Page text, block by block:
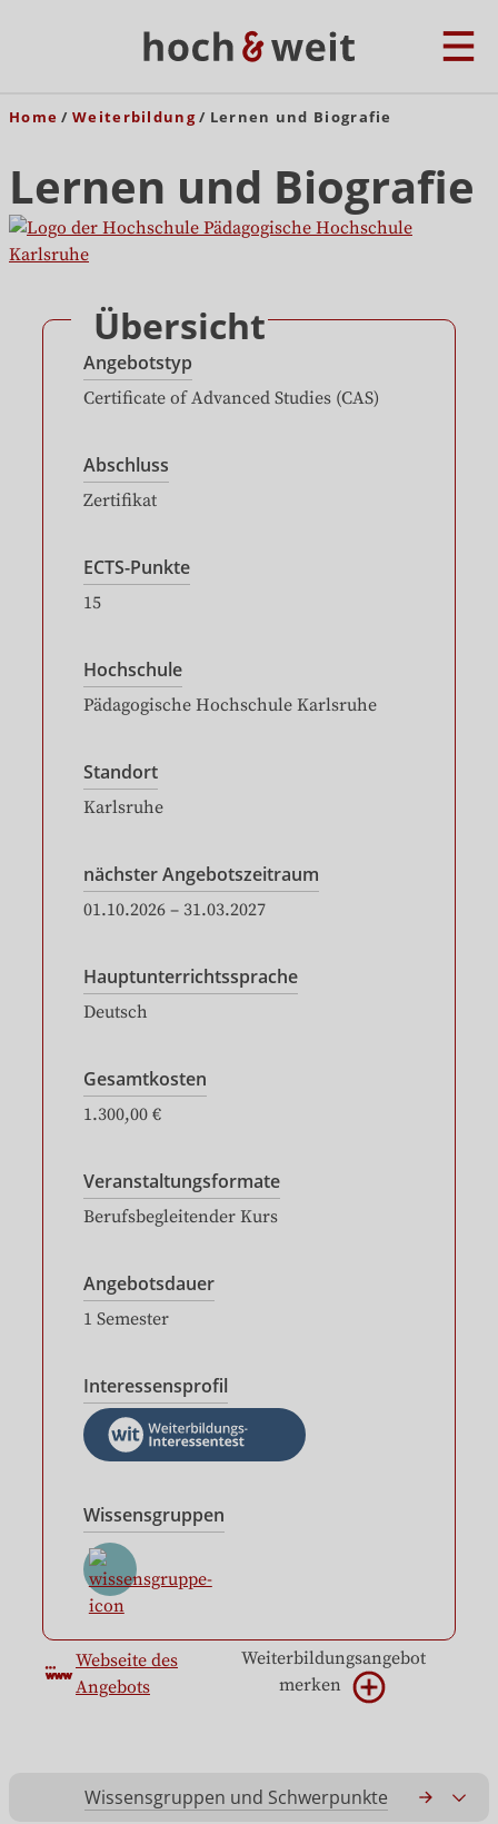
Home Weiterbildung Lernen und Biografie
Lernen und Biografie
Übersicht
Angebotstyp
Certificate of Advanced Studies (CAS)
Abschluss
Zertifikat
ECTS-Punkte
15
Hochschule
Pädagogische Hochschule Karlsruhe
Standort
Karlsruhe
nächster Angebotszeitraum
01.10.2026 – 31.03.2027
Hauptunterrichtssprache
Deutsch
Gesamtkosten
1.300,00 €
Veranstaltungsformate
Berufsbegleitender Kurs
Angebotsdauer
1 Semester
Interessensprofil
Wissensgruppen
Webseite des
Angebots
Weiterbildungsangebot
merken
Wissensgruppen und Schwerpunkte